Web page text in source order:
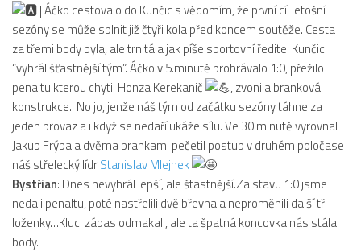
2022/23
2021/22
2020/21
2019/20
2018/19
2017/18
2015/16
2016/17
| Áčko cestovalo do Kunčic s vědomím, že první cíl letošní
sezóny se může splnit již čtyři kola před koncem soutěže. Cesta
za třemi body byla, ale trnitá a jak píše sportovní ředitel Kunčic
“vyhrál šťastnější tým”. Áčko v 5.minutě prohrávalo 1:0, přežilo
penaltu kterou chytil Honza Kerekanič
, zvonila branková
konstrukce.. No jo, jenže náš tým od začátku sezóny táhne za
jeden provaz a i když se nedaří ukáže sílu. Ve 30.minutě vyrovnal
Jakub Frýba a dvěma brankami pečetil postup v druhém poločase
náš střelecký lídrStanislav Mlejnek
Bystřian: Dnes nevyhrál lepší, ale štastnější.Za stavu 1:0 jsme
nedali penaltu, poté nastřelili dvě břevna a neproměnili další tři
loženky…Kluci zápas odmakali, ale ta špatná koncovka nás stála
body.